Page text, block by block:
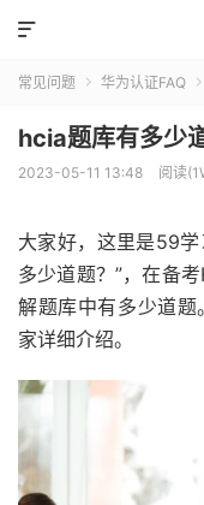

常见问题  华为认证FAQ 
hcia题库有多少
2023-05-11 13:48 阅读
大家好，这里是59
多少道题？”，在备
解题库中有多少道
家详细介绍。